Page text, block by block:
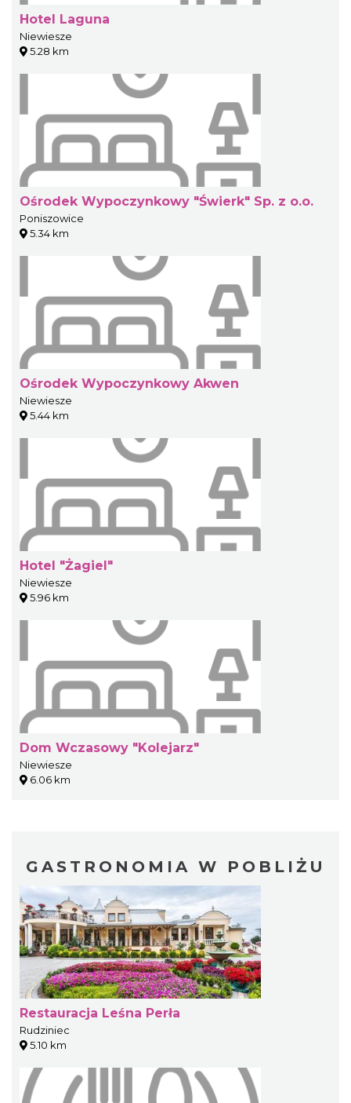
Hotel Laguna
Niewiesze
5.28 km
Ośrodek Wypoczynkowy "Świerk" Sp. z o.o.
Poniszowice
5.34 km
Ośrodek Wypoczynkowy Akwen
Niewiesze
5.44 km
Hotel "Żagiel"
Niewiesze
5.96 km
Dom Wczasowy "Kolejarz"
Niewiesze
6.06 km
GASTRONOMIA W POBLIŻU
Restauracja Leśna Perła
Rudziniec
5.10 km